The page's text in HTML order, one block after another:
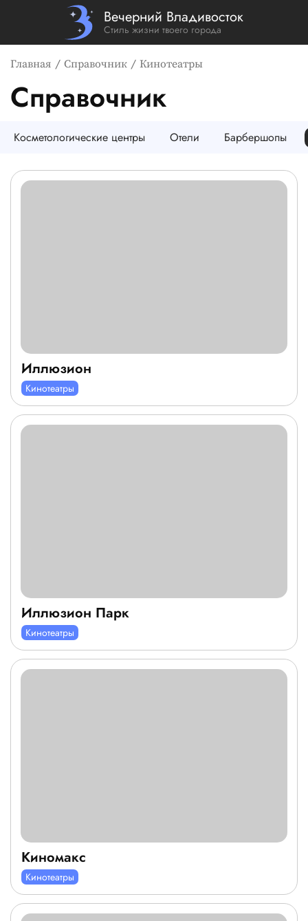
Вечерний Владивосток
Стиль жизни твоего города
Главная Справочник Кинотеатры
Справочник
Косметологические центры Отели Барбершопы
Список компаний
Иллюзион
Кинотеатры
Иллюзион Парк
Кинотеатры
Киномакс
Кинотеатры